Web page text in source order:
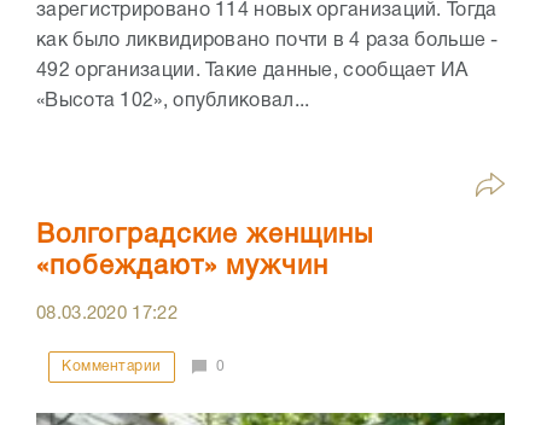
зарегистрировано 114 новых организаций. Тогда
как было ликвидировано почти в 4 раза больше -
492 организации. Такие данные, сообщает ИА
«Высота 102», опубликовал...
Волгоградские женщины
«побеждают» мужчин
08.03.2020 17:22
Комментарии 0